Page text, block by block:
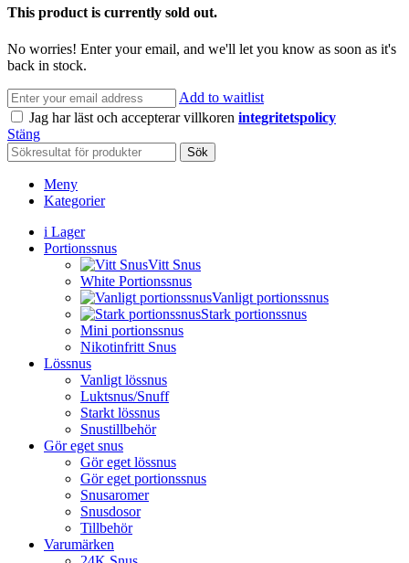
This product is currently sold out.
No worries! Enter your email, and we'll let you know as soon as it's
back in stock.
Add to waitlist
Jag har läst och accepterar villkoren integritetspolicy
Stäng
Sök
Meny
Kategorier
i Lager
Portionssnus
Vitt Snus
White Portionssnus
Vanligt portionssnus
Stark portionssnus
Mini portionssnus
Nikotinfritt Snus
Lössnus
Vanligt lössnus
Luktsnus/Snuff
Starkt lössnus
Snustillbehör
Gör eget snus
Gör eget lössnus
Gör eget portionssnus
Snusaromer
Snusdosor
Tillbehör
Varumärken